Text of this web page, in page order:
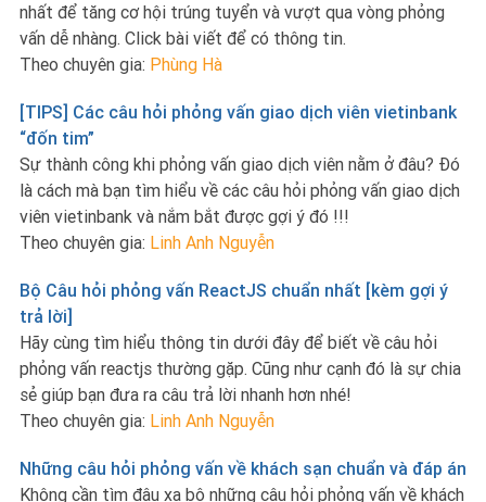
nhất để tăng cơ hội trúng tuyển và vượt qua vòng phỏng
vấn dễ nhàng. Click bài viết để có thông tin.
Theo chuyên gia: Phùng Hà
[TIPS] Các câu hỏi phỏng vấn giao dịch viên vietinbank
“đốn tim”
Sự thành công khi phỏng vấn giao dịch viên nằm ở đâu? Đó
là cách mà bạn tìm hiểu về các câu hỏi phỏng vấn giao dịch
viên vietinbank và nắm bắt được gợi ý đó !!!
Theo chuyên gia: Linh Anh Nguyễn
Bộ Câu hỏi phỏng vấn ReactJS chuẩn nhất [kèm gợi ý
trả lời]
Hãy cùng tìm hiểu thông tin dưới đây để biết về câu hỏi
phỏng vấn reactjs thường gặp. Cũng như cạnh đó là sự chia
sẻ giúp bạn đưa ra câu trả lời nhanh hơn nhé!
Theo chuyên gia: Linh Anh Nguyễn
Những câu hỏi phỏng vấn về khách sạn chuẩn và đáp án
Không cần tìm đâu xa bộ những câu hỏi phỏng vấn về khách